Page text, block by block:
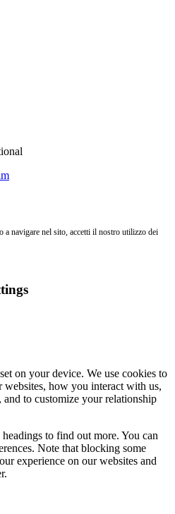
a navigare nel sito, accetti il nostro utilizzo dei
on your device. We use cookies to
how you interact with us,
to customize your relationship
to find out more. You can
Note that blocking some
experience on our websites and